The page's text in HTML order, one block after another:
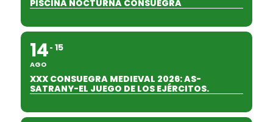
PISCINA NOCTURNA CONSUEGRA
14
AGO
15
XXX CONSUEGRA MEDIEVAL 2026: AS-
SATRANY-EL JUEGO DE LOS EJÉRCITOS.